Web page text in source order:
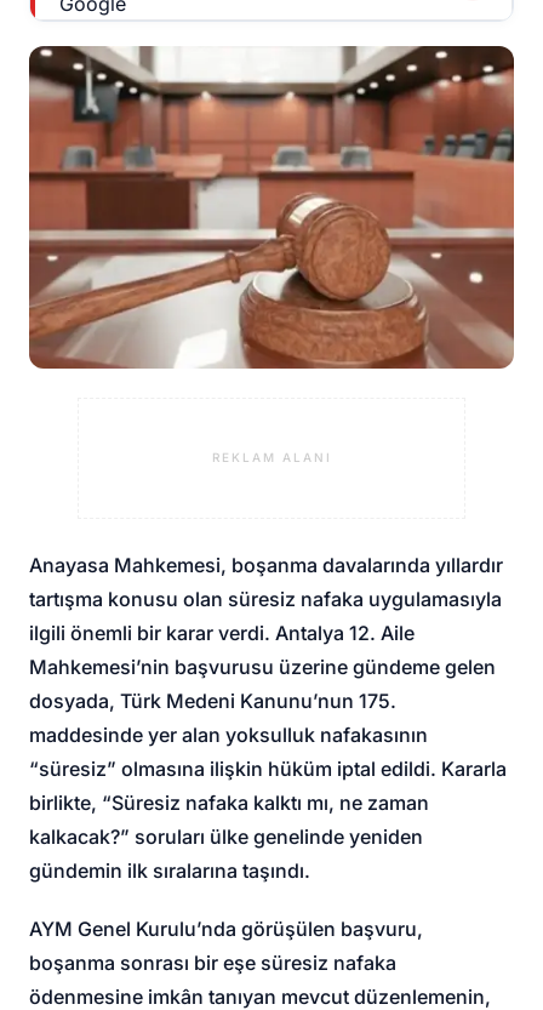
REKLAM ALANI
Anayasa Mahkemesi, boşanma davalarında yıllardır
tartışma konusu olan süresiz nafaka uygulamasıyla
ilgili önemli bir karar verdi. Antalya 12. Aile
Mahkemesi’nin başvurusu üzerine gündeme gelen
dosyada, Türk Medeni Kanunu’nun 175.
maddesinde yer alan yoksulluk nafakasının
“süresiz” olmasına ilişkin hüküm iptal edildi. Kararla
birlikte, “Süresiz nafaka kalktı mı, ne zaman
kalkacak?” soruları ülke genelinde yeniden
gündemin ilk sıralarına taşındı.
AYM Genel Kurulu’nda görüşülen başvuru,
boşanma sonrası bir eşe süresiz nafaka
ödenmesine imkân tanıyan mevcut düzenlemenin,